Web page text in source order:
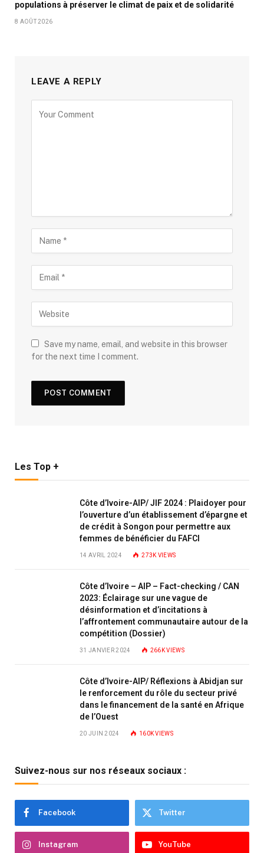
populations à préserver le climat de paix et de solidarité
8 AOÛT 2026
LEAVE A REPLY
Save my name, email, and website in this browser
for the next time I comment.
Les Top +
Côte d’Ivoire-AIP/ JIF 2024 : Plaidoyer pour
l’ouverture d’un établissement d’épargne et
de crédit à Songon pour permettre aux
femmes de bénéficier du FAFCI
14 AVRIL 2024 273K VIEWS
Côte d’Ivoire – AIP – Fact-checking / CAN
2023: Éclairage sur une vague de
désinformation et d’incitations à
l’affrontement communautaire autour de la
compétition (Dossier)
31 JANVIER 2024 266KVIEWS
Côte d’Ivoire-AIP/ Réflexions à Abidjan sur
le renforcement du rôle du secteur privé
dans le financement de la santé en Afrique
de l’Ouest
20 JUIN 2024 160KVIEWS
Suivez-nous sur nos réseaux sociaux :
Facebook Twitter
Instagram YouTube